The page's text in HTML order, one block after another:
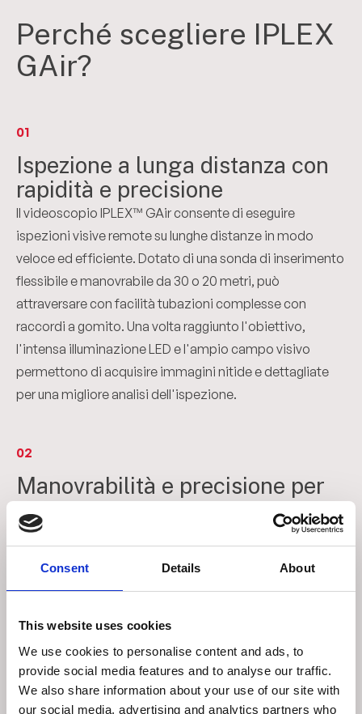
Consent Details About
This website uses cookies
We use cookies to personalise content and ads, to
provide social media features and to analyse our traffic.
We also share information about your use of our site with
our social media, advertising and analytics partners who
Perché scegliere IPLEX
GAir?
01
Ispezione a lunga distanza con
rapidità e precisione
Il videoscopio IPLEX™ GAir consente di eseguire
ispezioni visive remote su lunghe distanze in modo
veloce ed efficiente. Dotato di una sonda di inserimento
flessibile e manovrabile da 30 o 20 metri, può
attraversare con facilità tubazioni complesse con
raccordi a gomito. Una volta raggiunto l'obiettivo,
l'intensa illuminazione LED e l'ampio campo visivo
permettono di acquisire immagini nitide e dettagliate
per una migliore analisi dell'ispezione.
02
Manovrabilità e precisione per
tubazioni complesse
Il videoscopio IPLEX GAir combina elevata manovrabilità
raccordi tra tubazioni, mentre l’Adattatore push rod
facilita il passaggio nei gomiti. L’articolazione
pneumatica integrata consente un controllo preciso
indipendentemente dalla lunghezza della sonda,